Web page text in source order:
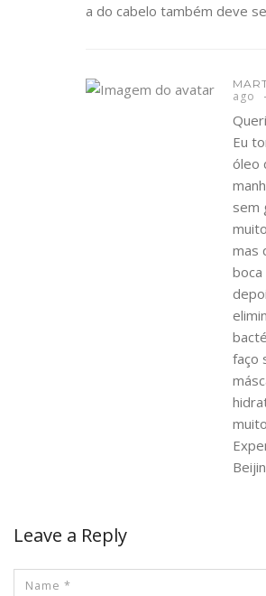
a do cabelo também deve
ago
Eu
óleo
sem
mas
faço
Leave a Reply